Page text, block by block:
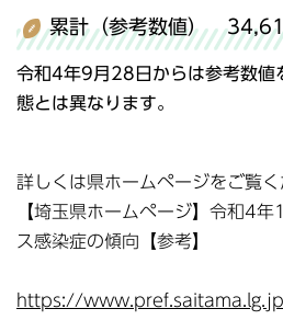
累計（参考数値）
令和4年9月28日からは参考数値
態とは異なります。
詳しくは県ホームページをご覧く
【埼玉県ホームページ】令和4
ス感染症の傾向【参考】
https://